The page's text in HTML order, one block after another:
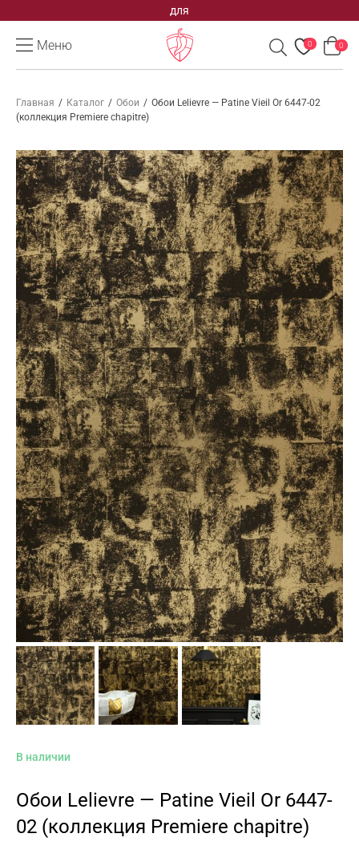
для
Меню 0 0
Главная / Каталог / Обои / Обои Lelievre — Patine Vieil Or 6447-02
(коллекция Premiere chapitre)
В наличии
Обои Lelievre — Patine Vieil Or 6447-
02 (коллекция Premiere chapitre)